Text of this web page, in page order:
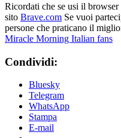
Ricordati che se usi il
sito Brave.com Se vuoi
persone che praticano il
Miracle Morning Italian fans
Condividi:
Bluesky
Telegram
WhatsApp
Stampa
E-mail